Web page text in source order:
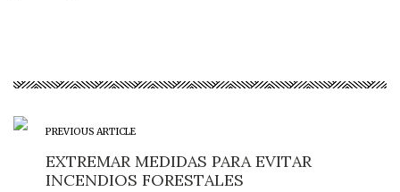
PREVIOUS ARTICLE
EXTREMAR MEDIDAS PARA EVITAR
INCENDIOS FORESTALES